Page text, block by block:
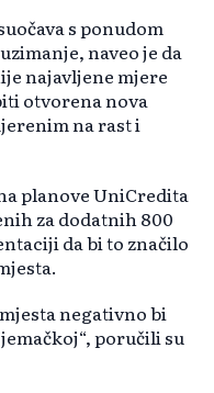
s ponudom
naveo je da
najavljene mjere
otvorena nova
na rast i
planove UniCredita
za dodatnih 800
da bi to značilo
negativno bi
poručili su